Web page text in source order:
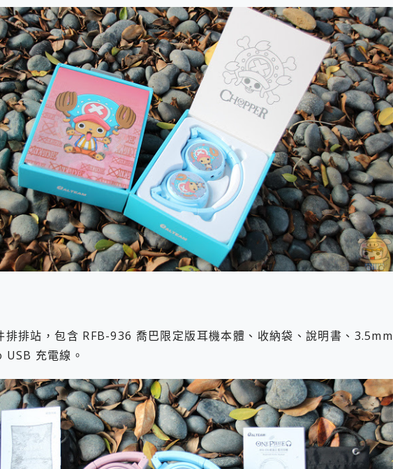
排排站，包含 RFB-936 喬巴限定版耳機本體、收納袋、說明書、3.5mm
充電線。